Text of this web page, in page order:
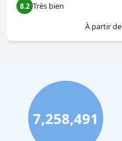
8.2 Très bien
À partir de
7,258,491